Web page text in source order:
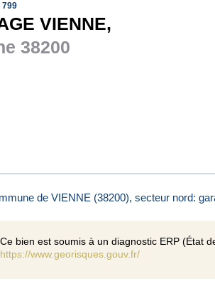
799
VIENNE,
38200
de VIENNE (38200), secteur nord:
Ce bien est soumis à un diagnostic ERP (État
https://www.georisques.gouv.fr/